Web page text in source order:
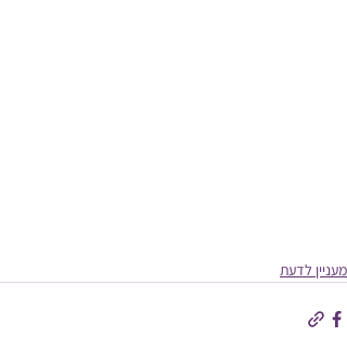
מעניין לדעת